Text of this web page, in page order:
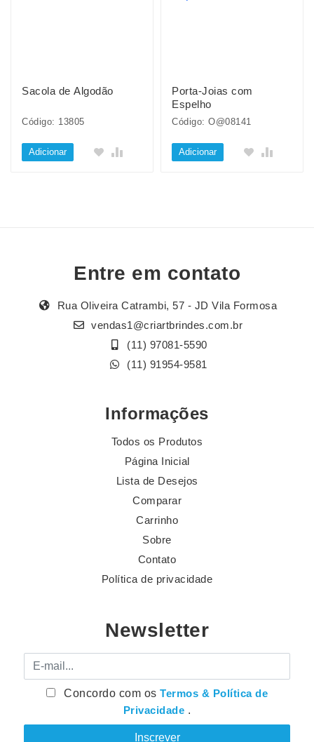
Sacola de Algodão
Código: 13805
Adicionar
Porta-Joias com
Espelho
Código: O@08141
Adicionar
Entre em contato
Rua Oliveira Catrambi, 57 - JD Vila Formosa
vendas1@criartbrindes.com.br
(11) 97081-5590
(11) 91954-9581
Informações
Todos os Produtos
Página Inicial
Lista de Desejos
Comparar
Carrinho
Sobre
Contato
Política de privacidade
Newsletter
E-mail
Concordo com osTermos & Política de
Privacidade .